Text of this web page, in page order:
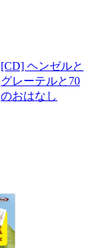
[CD] ヘンゼルと
グレーテルと70
のおはなし